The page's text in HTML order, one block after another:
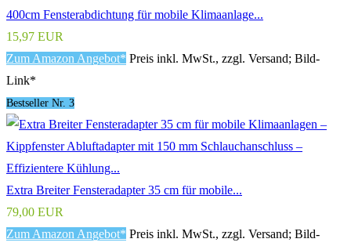
400cm Fensterabdichtung für mobile Klimaanlage...
15,97 EUR
Zum Amazon Angebot* Preis inkl. MwSt., zzgl. Versand; Bild-
Link*
Bestseller Nr. 3
Extra Breiter Fensteradapter 35 cm für mobile...
79,00 EUR
Zum Amazon Angebot* Preis inkl. MwSt., zzgl. Versand; Bild-